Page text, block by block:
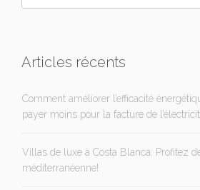
Articles récents
Comment améliorer l’efficacité
payer moins pour la facture de
Villas de luxe à Costa Blanca: Profitez
méditerranéenne!